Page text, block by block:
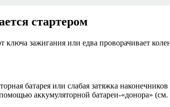
стартером
ключа зажигания или едва проворачивает
батарея или слабая затяжка
аккумуляторной батареи-«донора»